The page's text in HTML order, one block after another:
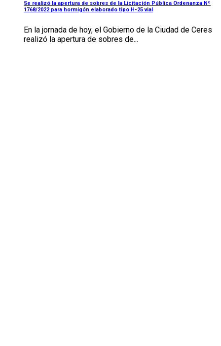
Se realizó la apertura de sobres de la Licitación Pública Ordenanza Nº
1768/2022 para hormigón elaborado tipo H-25 vial
En la jornada de hoy, el Gobierno de la Ciudad de Ceres
realizó la apertura de sobres de...